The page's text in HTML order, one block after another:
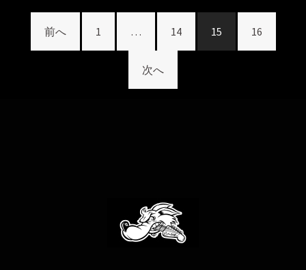
前へ 1 … 14 15 16
次へ